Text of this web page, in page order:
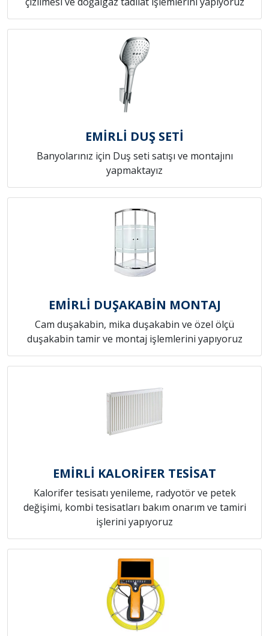
EMİRLİ DUŞ SETİ
Banyolarınız için Duş seti satışı ve montajını
yapmaktayız
EMİRLİ DUŞAKABİN MONTAJ
Cam duşakabin, mika duşakabin ve özel ölçü
duşakabin tamir ve montaj işlemlerini yapıyoruz
EMİRLİ KALORİFER TESİSAT
Kalorifer tesisatı yenileme, radyotör ve petek
değişimi, kombi tesisatları bakım onarım ve tamiri
işlerini yapıyoruz